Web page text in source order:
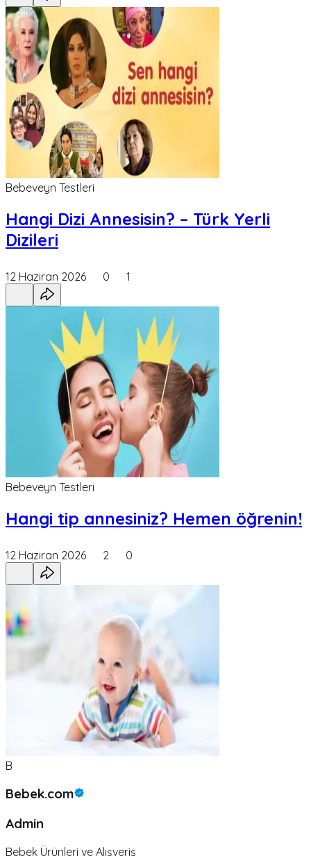
Bebeveyn Testleri
Hangi Dizi Annesisin? – Türk Yerli
Dizileri
12 Haziran 2026 0 1
Bebeveyn Testleri
Hangi tip annesiniz? Hemen öğrenin!
12 Haziran 2026 2 0
B
Bebek.com
Admin
Bebek Ürünleri ve Alışveriş